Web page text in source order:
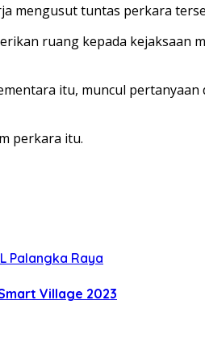
mengusut tuntas perkara
ruang kepada kejaksaan
itu, muncul
perkara itu.
Palangka Raya
Village 2023